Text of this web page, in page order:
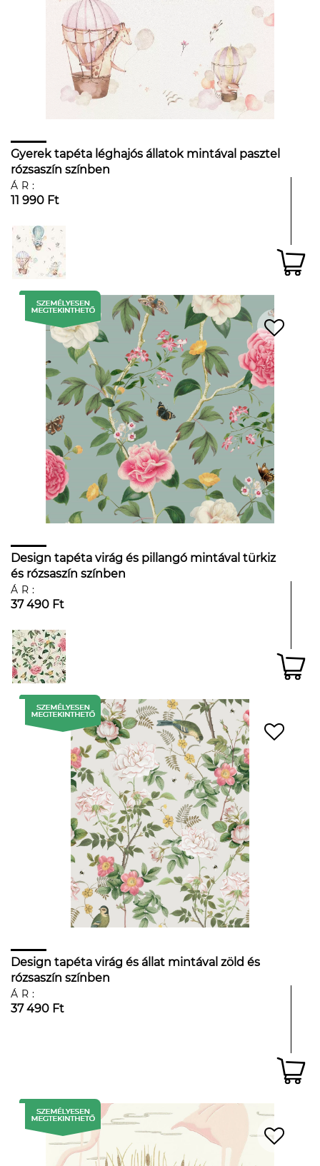
Gyerek tapéta léghajós állatok mintával pasztel
rózsaszín színben
ÁR:
11 990 Ft
Design tapéta virág és pillangó mintával türkiz
és rózsaszín színben
ÁR:
37 490 Ft
Design tapéta virág és állat mintával zöld és
rózsaszín színben
ÁR:
37 490 Ft